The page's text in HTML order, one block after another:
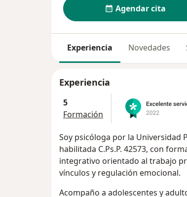
Agendar cita
Experiencia Novedades
Experiencia
5
Formación
Soy psicóloga por la Universidad
habilitada C.Ps.P. 42573, con
integrativo orientado al trabajo
vínculos y regulación emocional.
Acompaño a adolescentes y